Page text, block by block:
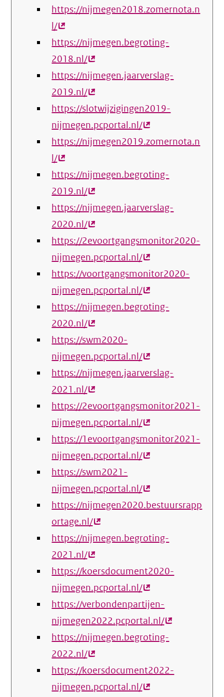
link)
https://nijmegen2018.zomernota.n
l/(externe
link)
https://nijmegen.begroting-
2018.nl/(externe
link)
https://nijmegen.jaarverslag-
2019.nl/(externe
link)
https://slotwijzigingen2019-
nijmegen.pcportal.nl/(externe
link)
https://nijmegen2019.zomernota.n
l/(externe
link)
https://nijmegen.begroting-
2019.nl/(externe
link)
https://nijmegen.jaarverslag-
2020.nl/(externe
link)
https://2evoortgangsmonitor2020-
nijmegen.pcportal.nl/(externe
link)
https://voortgangsmonitor2020-
nijmegen.pcportal.nl/(externe
link)
https://nijmegen.begroting-
2020.nl/(externe
link)
https://swm2020-
nijmegen.pcportal.nl/(externe
link)
https://nijmegen.jaarverslag-
2021.nl/(externe
link)
https://2evoortgangsmonitor2021-
nijmegen.pcportal.nl/(externe
link)
https://1evoortgangsmonitor2021-
nijmegen.pcportal.nl/(externe
https://swm2021-
nijmegen.pcportal.nl/(externe
link)
https://nijmegen2020.bestuursrapp
ortage.nl/(externe
link)
https://nijmegen.begroting-
2021.nl/(externe
link)
https://koersdocument2020-
nijmegen.pcportal.nl/(externe
link)
https://verbondenpartijen-
nijmegen2022.pcportal.nl/(externe
link)
https://nijmegen.begroting-
2022.nl/(externe
link)
https://koersdocument2022-
nijmegen.pcportal.nl/(externe